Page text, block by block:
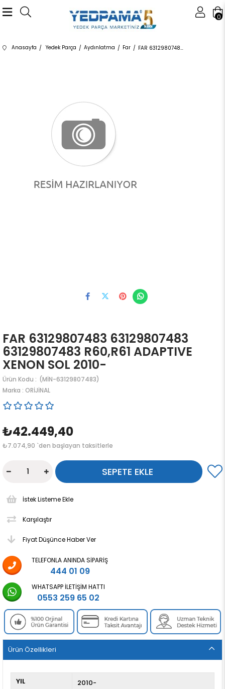
0
Anasayfa Yedek Parça Aydınlatma Far FAR 63129807483 63129807483 63129807483 R60,R61 ADAPTIVE XENON SOL 2010-
FAR 63129807483 63129807483
63129807483 R60,R61 ADAPTIVE
XENON SOL 2010-
(MİN-63129807483)
Marka : ORİJİNAL
₺42.449,40
₺7.074,90 `den başlayan taksitlerle
İstek Listeme Ekle
Karşılaştır
Fiyat Düşünce Haber Ver
TELEFONLA ANINDA SIPARIŞ
444 01 09
WHATSAPP İLETIŞIM HATTI
0553 259 65 02
Ürün Özellikleri
YIL
2010-